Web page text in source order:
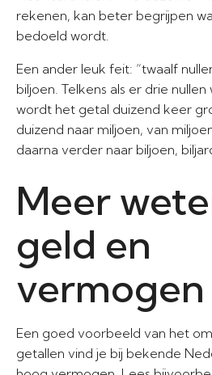
rekenen, kan beter begrijpen
bedoeld wordt.
Een ander leuk feit: “twaalf
biljoen. Telkens als er drie
wordt het getal duizend keer
duizend naar miljoen, van
daarna verder naar biljoen,
Meer
geld en
vermogen
Een goed voorbeeld van het
getallen vind je bij bekende